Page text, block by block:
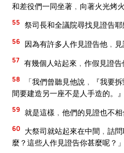
和差役們一同坐著﹐向著火光烤火
55 祭司長和全議院尋找見證告
56 因為有許多人作見證告他﹐見
57 有幾個人站起來﹐作假見證告
58
「我們曾聽見他說﹐『我要
間要建造另一座不是人手造的。』
59 就是這樣﹐他們的見證也不相
60 大祭司就站起來在中間﹐詰
麼？這些人作見證告你甚麼呢？」